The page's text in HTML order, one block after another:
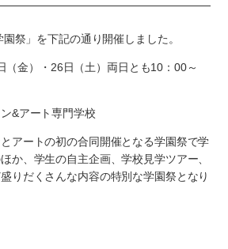
祭」を下記の通り開催しました。
（金）・26日（土）両日とも10：00～
&アート専門学校
アートの初の合同開催となる学園祭で学
か、学生の自主企画、学校見学ツアー、
りだくさんな内容の特別な学園祭となり